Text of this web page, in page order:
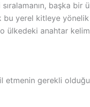
başka bir
yerel kitleye
ülkedeki anahtar
etmenin gerekli